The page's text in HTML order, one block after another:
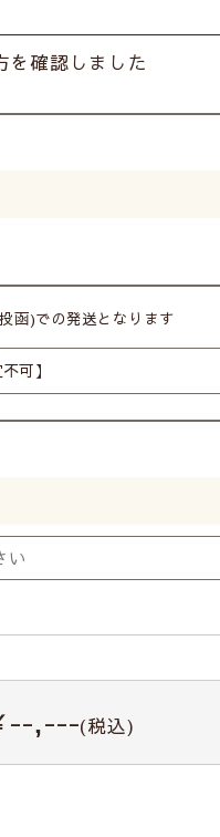
を確認しました
函)での発送となります
--,---(税込)